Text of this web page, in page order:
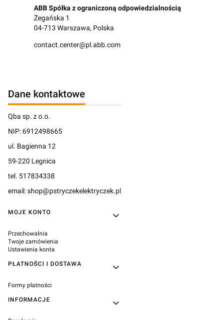
ABB Spółka z ograniczoną odpowiedzialnością
Żegańska 1
04-713 Warszawa, Polska
contact.center@pl.abb.com
Dane kontaktowe
Qba sp. z o.o.
NIP: 6912498665
ul. Bagienna 12
59-220 Legnica
tel. 517834338
email: shop@pstryczekelektryczek.pl
Linki w stopce
MOJE KONTO
Przechowalnia
Twoje zamówienia
Ustawienia konta
PŁATNOŚCI I DOSTAWA
Formy płatności
INFORMACJE